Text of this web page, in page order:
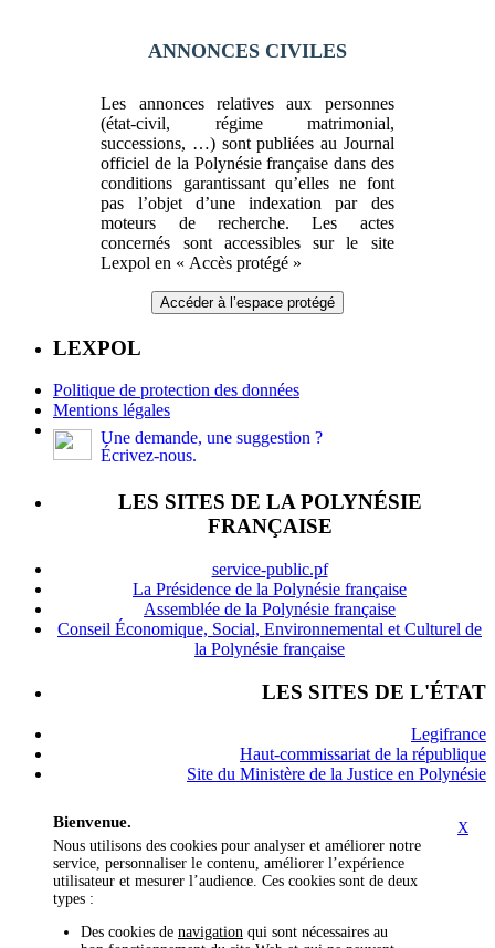
ANNONCES CIVILES
Les annonces relatives aux personnes
(état-civil, régime matrimonial,
successions, …) sont publiées au Journal
officiel de la Polynésie française dans des
conditions garantissant qu’elles ne font
pas l’objet d’une indexation par des
moteurs de recherche. Les actes
concernés sont accessibles sur le site
Lexpol en « Accès protégé »
Accéder à l’espace protégé
LEXPOL
Politique de protection des données
Mentions légales
Une demande, une suggestion ?
Écrivez-nous.
LES SITES DE LA POLYNÉSIE
FRANÇAISE
service-public.pf
La Présidence de la Polynésie française
Assemblée de la Polynésie française
Conseil Économique, Social, Environnemental et Culturel de
la Polynésie française
LES SITES DE L'ÉTAT
Legifrance
Haut-commissariat de la république
Site du Ministère de la Justice en Polynésie
X
Bienvenue.
Nous utilisons des cookies pour analyser et améliorer notre
service, personnaliser le contenu, améliorer l’expérience
utilisateur et mesurer l’audience. Ces cookies sont de deux
types :
Des cookies de navigation qui sont nécessaires au